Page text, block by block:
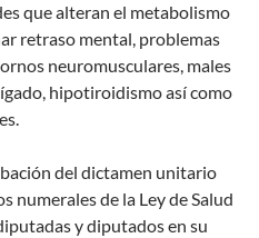
que alteran el metabolismo
retraso mental, problemas
neuromusculares, males
hipotiroidismo así como
del dictamen unitario
numerales de la Ley de Salud
y diputados en su